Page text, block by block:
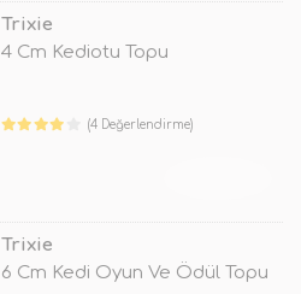
Trixie
4 Cm Kediotu Topu
(4 Değerlendirme)
Trixie
6 Cm Kedi Oyun Ve Ödül Topu